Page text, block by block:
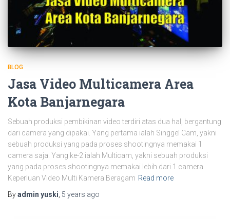
BLOG
Jasa Video Multicamera Area
Kota Banjarnegara
Sebuah produksi pembikinan video terdiri atas dua hal, bergantung
dari camera yang dipakai. Yang pertama ialah Singgel Cam, yakni
sebuah produksi yang pada proses shootingnya memakai 1
camera saja. Yang ke-2 ialah Multicam, yakni sebuah produksi
yang pada proses shootingnya memakai lebih dari 1 camera.
Keperluan Video Multi Kamera Beragam Read more
Byadmin yuski 5 years ago